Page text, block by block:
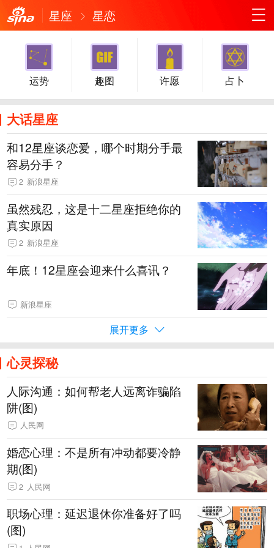
星座 星恋
运势 趣图 许愿 占卜
大话星座
和12星座谈恋爱，哪个时期分手最
容易分手？
2 新浪星座
虽然残忍，这是十二星座拒绝你的
真实原因
2 新浪星座
年底！12星座会迎来什么喜讯？
新浪星座
展开更多
心灵探秘
人际沟通：如何帮老人远离诈骗陷
阱(图)
人民网
婚恋心理：不是所有冲动都要冷静
期(图)
2 人民网
职场心理：延迟退休你准备好了吗
(图)